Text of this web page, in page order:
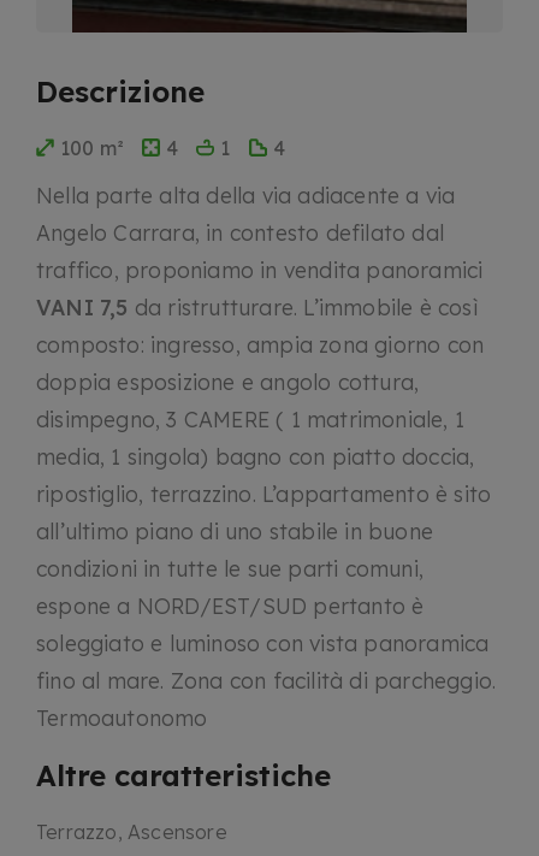
Descrizione
100 m² 4 1 4
Nella parte alta della via adiacente a via
Angelo Carrara, in contesto defilato dal
traffico, proponiamo in vendita panoramici
VANI 7,5 da ristrutturare. L’immobile è così
composto: ingresso, ampia zona giorno con
doppia esposizione e angolo cottura,
disimpegno, 3 CAMERE ( 1 matrimoniale, 1
media, 1 singola) bagno con piatto doccia,
ripostiglio, terrazzino. L’appartamento è sito
all’ultimo piano di uno stabile in buone
condizioni in tutte le sue parti comuni,
espone a NORD/EST/SUD pertanto è
soleggiato e luminoso con vista panoramica
fino al mare. Zona con facilità di parcheggio.
Termoautonomo
Altre caratteristiche
Terrazzo, Ascensore